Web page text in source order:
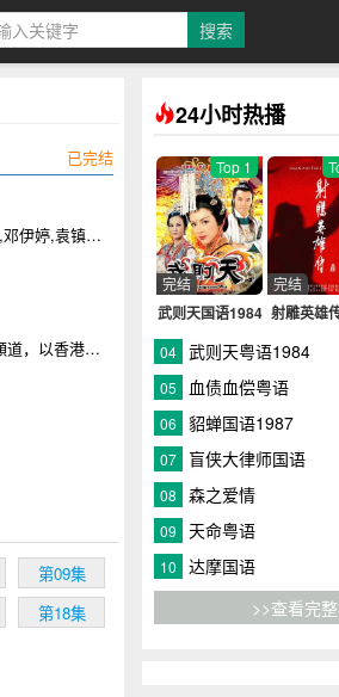
已完结
伊婷,袁镇
道，以香港各
第09集
第18集
24小时热播
武则天国语1984
Top 1
完结
射雕英雄
完结
04 武则天粤语1984
05 血债血偿粤语
06 貂蝉国语1987
07 盲侠大律师国语
08 森之爱情
09 天命粤语
10
达摩国语
>>查看完